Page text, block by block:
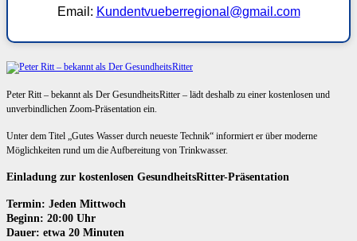
Email: Kundentvueberregional@gmail.com
Peter Ritt – bekannt als Der GesundheitsRitter – lädt deshalb zu einer kostenlosen und
unverbindlichen Zoom-Präsentation ein.
Unter dem Titel „Gutes Wasser durch neueste Technik“ informiert er über moderne
Möglichkeiten rund um die Aufbereitung von Trinkwasser.
Einladung zur kostenlosen GesundheitsRitter-Präsentation
Termin: Jeden Mittwoch
Beginn: 20:00 Uhr
Dauer: etwa 20 Minuten